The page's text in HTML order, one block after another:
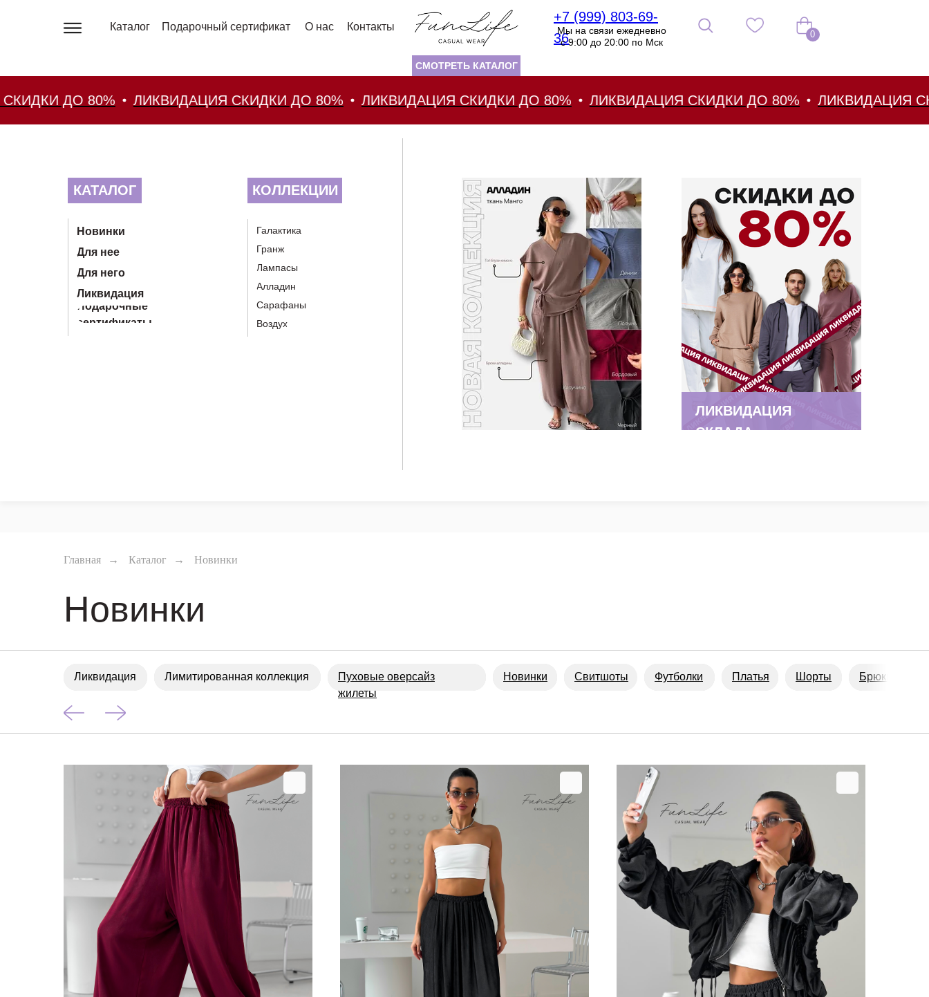
Каталог Подарочный сертификат О нас Контакты
СМОТРЕТЬ КАТАЛОГ
0
+7 (999) 803-69-
36
Мы на связи ежедневно
с 9:00 до 20:00 по Мск
80% ЛИКВИДАЦИЯ СКИДКИ ДО 80% ЛИКВИДАЦИЯ СКИДКИ ДО 80% ЛИКВИДАЦИЯ СКИДКИ ДО 80% ЛИКВИДАЦИЯ СКИДКИ ДО
Ликвидация
Для него
Подарочные
сертификаты
Лампасы
Алладин
Сарафаны
Воздух
Галактика
Гранж
КАТАЛОГ КОЛЛЕКЦИИ
Для нее
Новинки
ЛИКВИДАЦИЯ
СКЛАДА
Главная → Каталог → Новинки
Новинки
Платья Брюки
Футболки Шорты
Пуховые оверсайз
жилеты
Лимитированная коллекция
Ликвидация Свитшоты
Новинки